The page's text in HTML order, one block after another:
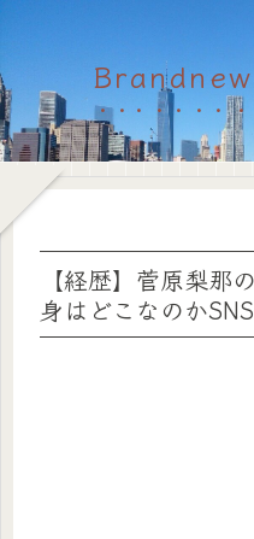
【経歴】菅原梨那
身はどこなのか